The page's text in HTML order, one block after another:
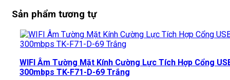
Sản phẩm tương tự
WIFI Âm Tường Mặt Kính Cường Lực Tích Hợp Cổng
300mbps TK-F71-D-69 Trắng